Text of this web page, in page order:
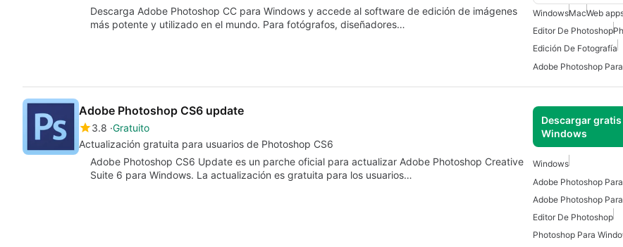
Descarga Adobe Photoshop CC para Windows y accede al software de edición de imágenes
más potente y utilizado en el mundo. Para fotógrafos, diseñadores…
WindowsMacWeb
Editor De Photoshop
Edición De Fotografía
Adobe Photoshop
Adobe Photoshop CS6 update
3.8 Gratuito
Actualización gratuita para usuarios de Photoshop CS6
Descargar
Windows
Adobe Photoshop CS6 Update es un parche oficial para actualizar Adobe Photoshop Creative
Suite 6 para Windows. La actualización es gratuita para los usuarios…
Windows
Adobe Photoshop
Adobe Photoshop
Editor De Photoshop
Photoshop Para